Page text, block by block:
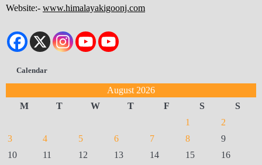
Website:- www.himalayakigoonj.com
Calendar
August 2026
M
T W T F S
S
1
2
3
4 5 6 7 8
9
10
11 12 13 14 15
16